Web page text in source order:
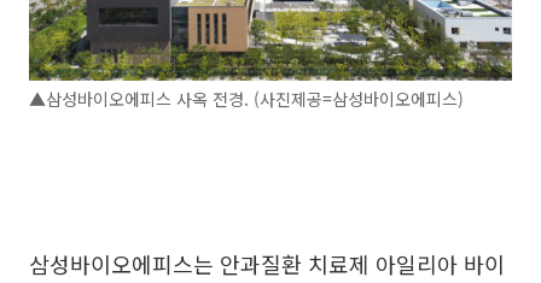
▲삼성바이오에피스 사옥 전경. (사진제공=삼성바이오에피스)
삼성바이오에피스는 안과질환 치료제 아일리아 바이